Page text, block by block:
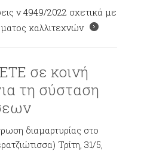
ν 4949/2022 σχετικά με
καλλιτεχνών
σε κοινή
τη σύσταση
διαμαρτυρίας στο
Τρίτη, 31/5,